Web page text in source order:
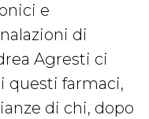
e
di
Agresti ci
questi farmaci,
di chi, dopo